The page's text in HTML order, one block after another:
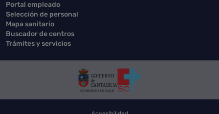
Portal empleado
Selección de personal
Mapa sanitario
Buscador de centros
Trámites y servicios